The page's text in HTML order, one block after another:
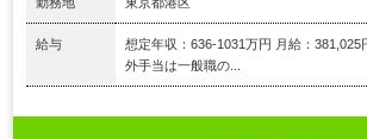
勤務地 東京都港区
給与
想定年収：636-1031万円 月給：
外手当は一般職の...